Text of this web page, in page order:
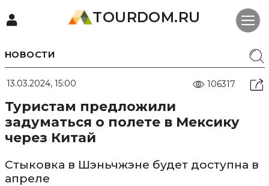
TOURDOM.RU
НОВОСТИ
13.03.2024, 15:00 106317
Туристам предложили
задуматься о полете в Мексику
через Китай
Стыковка в Шэньчжэне будет доступна в
апреле